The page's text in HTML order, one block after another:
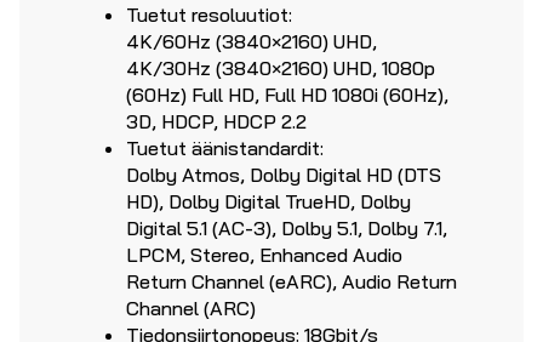
Tuetut resoluutiot:
4K/60Hz (3840×2160) UHD,
4K/30Hz (3840×2160) UHD, 1080p
(60Hz) Full HD, Full HD 1080i (60Hz),
3D, HDCP, HDCP 2.2
Tuetut äänistandardit:
Dolby Atmos, Dolby Digital HD (DTS
HD), Dolby Digital TrueHD, Dolby
Digital 5.1 (AC-3), Dolby 5.1, Dolby 7.1,
LPCM, Stereo, Enhanced Audio
Return Channel (eARC), Audio Return
Channel (ARC)
Tiedonsiirtonopeus: 18Gbit/s